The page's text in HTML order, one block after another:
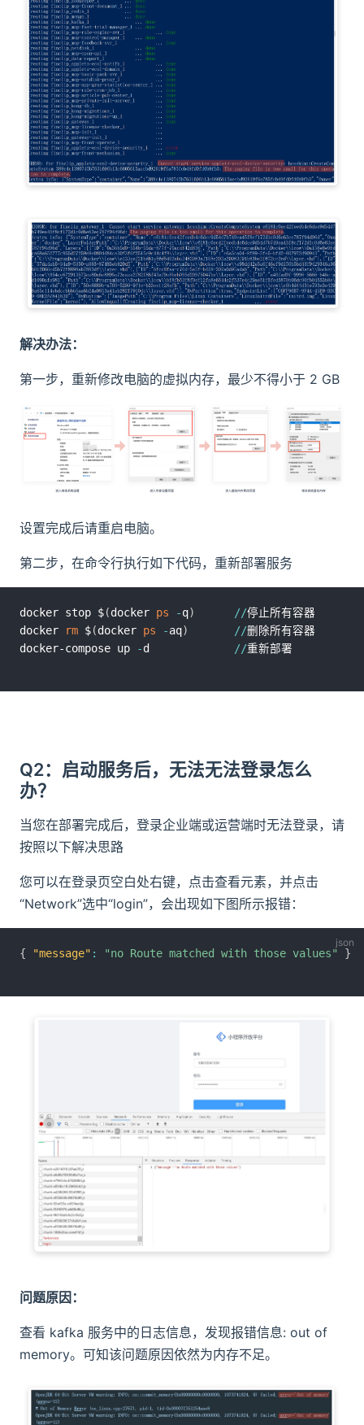
解决办法：
第一步，重新修改电脑的虚拟内存，最少不得小于 2 GB
设置完成后请重启电脑。​
第二步，在命令行执行如下代码，重新部署服务
docker stop $(docker ps -q) //停止所有容器
docker
rm $(docker ps -aq) //删除所有容器
docker-compose up
-d //
Q2：启动服务后，无法无法登录怎么
办？
当您在部署完成后，登录企业端或运营端时无法登录，请
按照以下解决思路
您可以在登录页空白处右键，点击查看元素，并点击
“Network”选中“login”，会出现如下图所示报错：
{ "message" : "no Route matched with those values" }
问题原因：
查看 kafka 服务中的日志信息，发现报错信息: out of
memory。可知该问题原因依然为内存不足。